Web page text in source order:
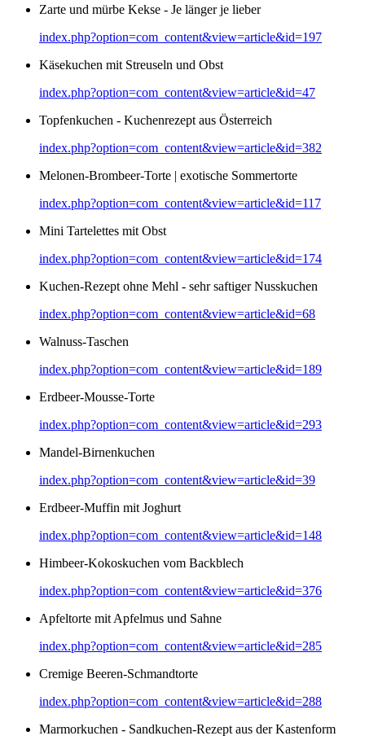
Zarte und mürbe Kekse - Je länger je lieber
index.php?option=com_content&view=article&id=197
Käsekuchen mit Streuseln und Obst
index.php?option=com_content&view=article&id=47
Topfenkuchen - Kuchenrezept aus Österreich
index.php?option=com_content&view=article&id=382
Melonen-Brombeer-Torte | exotische Sommertorte
index.php?option=com_content&view=article&id=117
Mini Tartelettes mit Obst
index.php?option=com_content&view=article&id=174
Kuchen-Rezept ohne Mehl - sehr saftiger Nusskuchen
index.php?option=com_content&view=article&id=68
Walnuss-Taschen
index.php?option=com_content&view=article&id=189
Erdbeer-Mousse-Torte
index.php?option=com_content&view=article&id=293
Mandel-Birnenkuchen
index.php?option=com_content&view=article&id=39
Erdbeer-Muffin mit Joghurt
index.php?option=com_content&view=article&id=148
Himbeer-Kokoskuchen vom Backblech
index.php?option=com_content&view=article&id=376
Apfeltorte mit Apfelmus und Sahne
index.php?option=com_content&view=article&id=285
Cremige Beeren-Schmandtorte
index.php?option=com_content&view=article&id=288
Marmorkuchen - Sandkuchen-Rezept aus der Kastenform